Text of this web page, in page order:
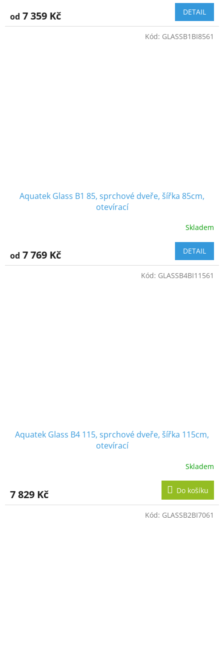
od 7 359 Kč DETAIL
Aquatek Glass B1 85, sprchové dveře, šířka 85cm,
otevírací
Skladem
od 7 769 Kč DETAIL
Kód: GLASSB1BI8561
Aquatek Glass B4 115, sprchové dveře, šířka 115cm,
otevírací
Skladem
7 829 Kč Do košíku
Kód: GLASSB4BI11561
Kód: GLASSB2BI7061